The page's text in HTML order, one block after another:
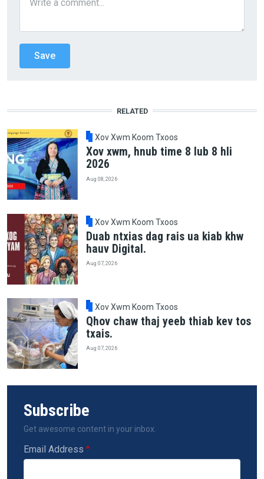
RELATED
Xov Xwm Koom Txoos
Xov xwm, hnub time 8 lub 8 hli
2026
Aug 08, 2026
Xov Xwm Koom Txoos
Duab ntxias dag rais ua kiab khw
hauv Digital.
Aug 07, 2026
Xov Xwm Koom Txoos
Qhov chaw thaj yeeb thiab kev tos
txais.
Aug 07, 2026
Subscribe
Get awesome content in your inbox.
Email Address